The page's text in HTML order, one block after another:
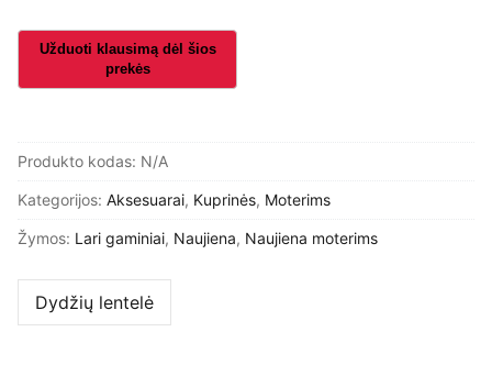
„Vanilinė
Produkto kodas: N/A
Kategorijos: Aksesuarai, Kuprinės, Moterims
Žymos: Lari gaminiai, Naujiena, Naujiena moterims
Dydžių lentelė